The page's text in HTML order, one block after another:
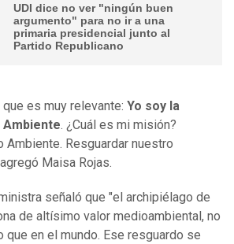
UDI dice no ver "ningún buen
argumento" para no ir a una
primaria presidencial junto al
Partido Republicano
es muy relevante: Yo soy la
. ¿Cuál es mi misión?
Ambiente. Resguardar nuestro
Maisa Rojas.
señaló que "el archipiélago de
de altísimo valor medioambiental, no
que en el mundo. Ese resguardo se